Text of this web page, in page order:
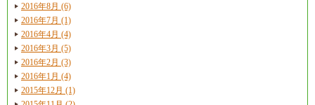
2016年8月 (6)
2016年7月 (1)
2016年4月 (4)
2016年3月 (5)
2016年2月 (3)
2016年1月 (4)
2015年12月 (1)